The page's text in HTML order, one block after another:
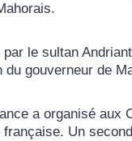
le sultan
gouverneur de
a organisé
Un